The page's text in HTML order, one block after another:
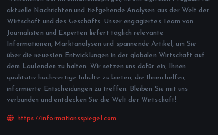
aktuelle Nachrichten und tiefgehende Analysen aus der Welt der
Wirtschaft und des Geschäfts. Unser engagiertes Team von
Journalisten und Experten liefert täglich relevante
Informationen, Marktanalysen und spannende Artikel, um Sie
über die neuesten Entwicklungen in der globalen Wirtschaft auf
dem Laufenden zu halten. Wir setzen uns dafür ein, Ihnen
qualitativ hochwertige Inhalte zu bieten, die Ihnen helfen,
informierte Entscheidungen zu treffen. Bleiben Sie mit uns
verbunden und entdecken Sie die Welt der Wirtschaft!
https://informationsspiegel.com